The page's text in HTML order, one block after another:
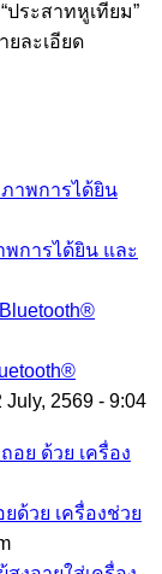
ประสาทหูเทียม”
ละเอียด
การได้ยิน และ
July, 2569 - 9:04
ด้วย เครื่องช่วย